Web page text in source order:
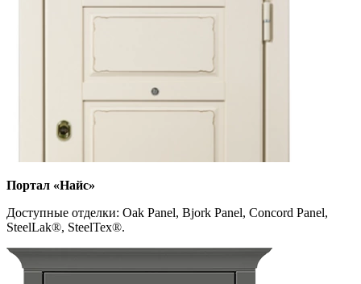
Портал «Найс»
Доступные отделки: Оak Panel, Bjork Panel, Concord Panel,
SteelLak®, SteelTex®.